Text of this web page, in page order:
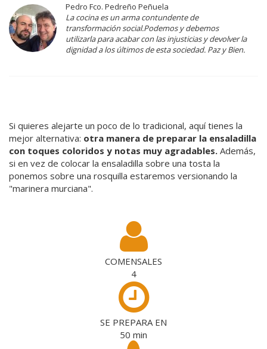
Pedro Fco. Pedreño Peñuela
La cocina es un arma contundente de
transformación social.Podemos y debemos
utilizarla para acabar con las injusticias y devolver la
dignidad a los últimos de esta sociedad. Paz y Bien.
Si quieres alejarte un poco de lo tradicional, aquí tienes la
mejor alternativa: otra manera de preparar la ensaladilla
con toques coloridos y notas muy agradables. Además,
si en vez de colocar la ensaladilla sobre una tosta la
ponemos sobre una rosquilla estaremos versionando la
"marinera murciana".
COMENSALES
4
SE PREPARA EN
50 min